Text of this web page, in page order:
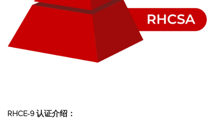
RHCE-9 认证介绍：